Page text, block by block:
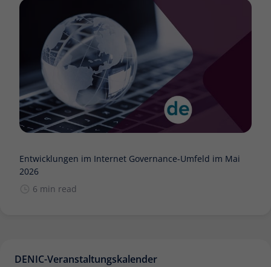
Entwicklungen im Internet Governance-Umfeld im Mai
2026
6 min read
DENIC-Veranstaltungskalender